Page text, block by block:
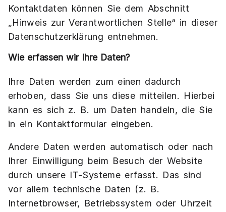
Kontaktdaten können Sie dem Abschnitt
„Hinweis zur Verantwortlichen Stelle“ in dieser
Datenschutzerklärung entnehmen.
Wie erfassen wir Ihre Daten?
Ihre Daten werden zum einen dadurch
erhoben, dass Sie uns diese mitteilen. Hierbei
kann es sich z. B. um Daten handeln, die Sie
in ein Kontaktformular eingeben.
Andere Daten werden automatisch oder nach
Ihrer Einwilligung beim Besuch der Website
durch unsere IT-Systeme erfasst. Das sind
vor allem technische Daten (z. B.
Internetbrowser, Betriebssystem oder Uhrzeit